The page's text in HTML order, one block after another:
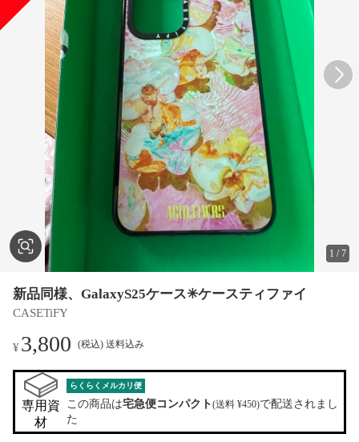
1 /7
新品同様、GalaxyS25ケース✳︎ケースティファイ
CASETiFY
¥3,800 (税込) 送料込み
専用資
材
らくらくメルカリ便
この商品は宅急便コンパクト(送料 ¥450)で配送されまし
た